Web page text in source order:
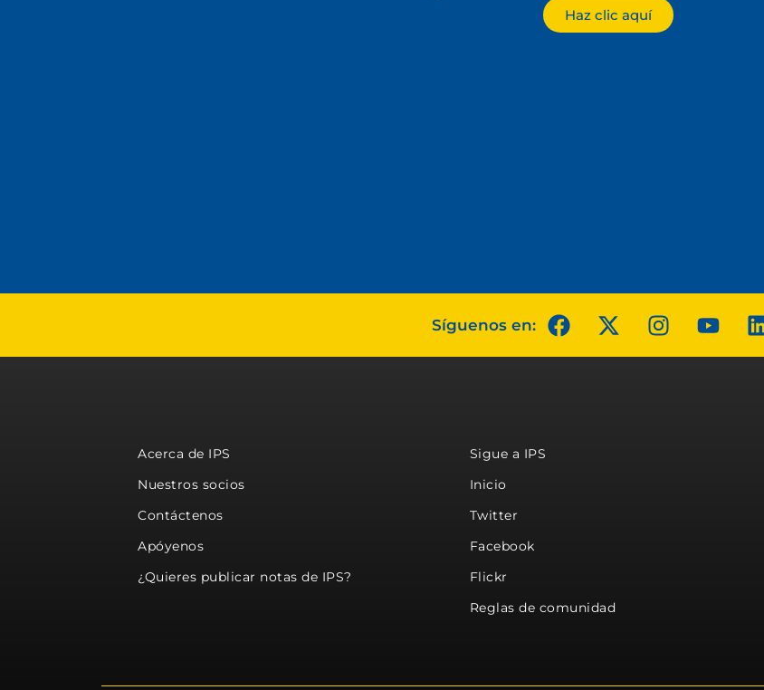
Haz clic aquí
Síguenos en:
Acerca de IPS
Nuestros socios
Contáctenos
Apóyenos
¿Quieres publicar notas de IPS?
Sigue a IPS
Inicio
Twitter
Facebook
Flickr
Reglas de comunidad